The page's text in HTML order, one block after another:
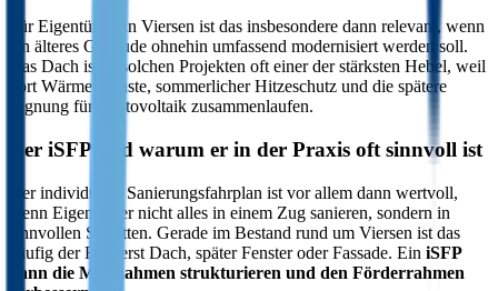
Für Eigentümer in Viersen ist das insbesondere dann relevant, wenn
ein älteres Gebäude ohnehin umfassend modernisiert werden soll.
Das Dach ist in solchen Projekten oft einer der stärksten Hebel, weil
dort Wärmeverluste, sommerlicher Hitzeschutz und die spätere
Eignung für Photovoltaik zusammenlaufen.
Der iSFP und warum er in der Praxis oft sinnvoll ist
Der individuelle Sanierungsfahrplan ist vor allem dann wertvoll,
wenn Eigentümer nicht alles in einem Zug sanieren, sondern in
sinnvollen Schritten. Gerade im Bestand rund um Viersen ist das
häufig der Fall: erst Dach, später Fenster oder Fassade. Ein iSFP
kann die Maßnahmen strukturieren und den Förderrahmen